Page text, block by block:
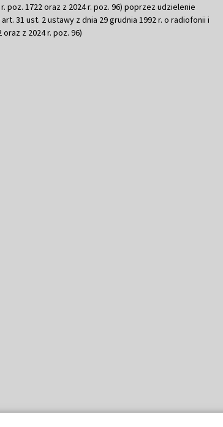
poz. 1722 oraz z 2024 r. poz. 96) poprzez udzielenie
31 ust. 2 ustawy z dnia 29 grudnia 1992 r. o radiofonii i
oraz z 2024 r. poz. 96)